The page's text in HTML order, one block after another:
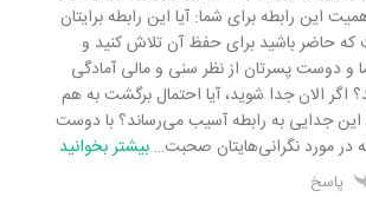
این رابطه برای شما: آیا این رابطه برایتان
که حاضر باشید برای حفظ آن تلاش کنید و
و دوست پسر‌تان از نظر سنی و مالی آمادگی
اگر الان جدا شوید، آیا احتمال برگشت به هم
این جدایی به رابطه آسیب می‌رساند؟ با دوست
در مورد نگرانی‌هایتان صحبت… بیشتر بخوانید
پاسخ